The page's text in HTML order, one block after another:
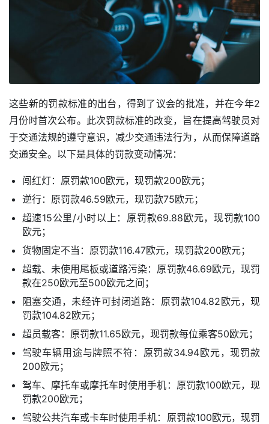
这些新的罚款标准的出台，得到了议会的批准，并在今年2
月份时首次公布。此次罚款标准的改变，旨在提高驾驶员对
于交通法规的遵守意识，减少交通违法行为，从而保障道路
交通安全。以下是具体的罚款变动情况：
闯红灯：原罚款100欧元，现罚款200欧元；
逆行：原罚款46.59欧元，现罚款75欧元；
超速15公里/小时以上：原罚款69.88欧元，现罚款100
欧元；
货物固定不当：原罚款116.47欧元，现罚款200欧元；
超载、未使用尾板或道路污染：原罚款46.69欧元，现罚
款在250欧元至500欧元之间；
阻塞交通，未经许可封闭道路：原罚款104.82欧元，现
罚款104.82欧元；
超员载客：原罚款11.65欧元，现罚款每位乘客50欧元；
驾驶车辆用途与牌照不符：原罚款34.94欧元，现罚款
200欧元；
驾车、摩托车或摩托车时使用手机：原罚款100欧元，现
罚款200欧元；
驾驶公共汽车或卡车时使用手机：原罚款100欧元，现罚